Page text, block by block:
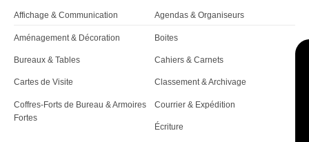
Affichage & Communication Agendas & Organiseurs
Aménagement & Décoration Boites
Bureaux & Tables Cahiers & Carnets
Cartes de Visite Classement & Archivage
Coffres-Forts de Bureau & Armoires
Fortes
Courrier & Expédition
Écriture